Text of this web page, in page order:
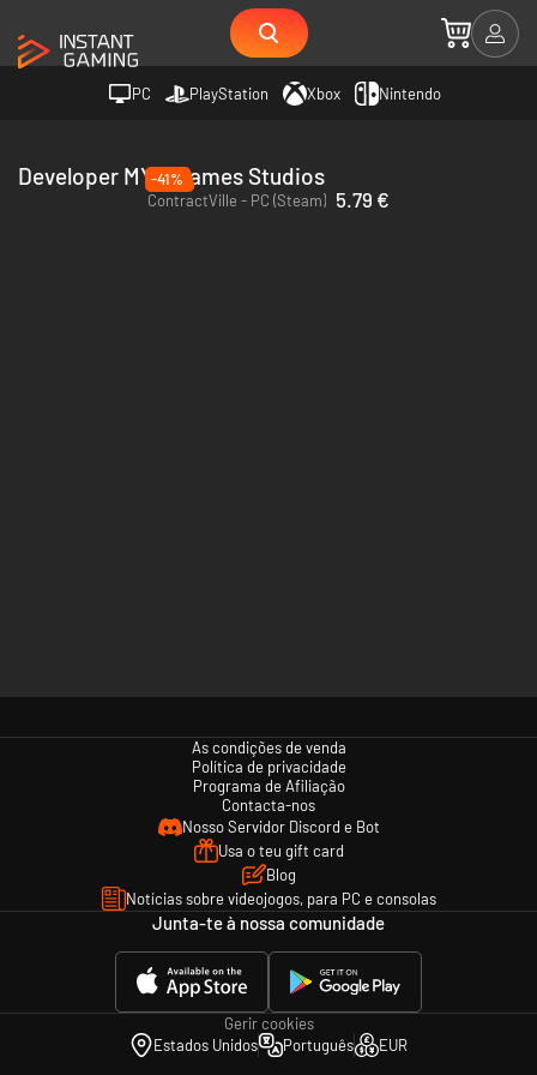
PC PlayStation Xbox Nintendo
Developer MYM Games Studios
-41%
ContractVille - PC (Steam) 5.79 €
As condições de venda
Política de privacidade
Programa de Afiliação
Contacta-nos
Nosso Servidor Discord e Bot
Usa o teu gift card
Blog
Notícias sobre videojogos, para PC e consolas
Junta-te à nossa comunidade
Gerir cookies
Estados Unidos
Português EUR